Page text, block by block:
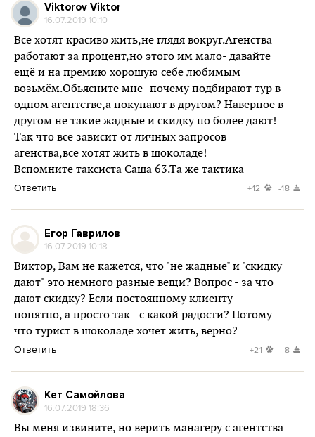
Viktorov Viktor
16.07.2019 10:10
Все хотят красиво жить,не глядя вокруг.Агенства
работают за процент,но этого им мало- давайте
ещё и на премию хорошую себе любимым
возьмём.Обьясните мне- почему подбирают тур в
одном агентстве,а покупают в другом? Наверное в
другом не такие жадные и скидку по более дают!
Так что все зависит от личных запросов
агенства,все хотят жить в шоколаде!
Вспомните таксиста Саша 63.Та же тактика
Ответить +12 -18
Егор Гаврилов
16.07.2019 10:18
Виктор, Вам не кажется, что "не жадные" и "скидку
дают" это немного разные вещи? Вопрос - за что
дают скидку? Если постоянному клиенту -
понятно, а просто так - с какой радости? Потому
что турист в шоколаде хочет жить, верно?
Ответить +21 -8
Кет Самойлова
16.07.2019 18:36
Вы меня извините, но верить манагеру с агентства